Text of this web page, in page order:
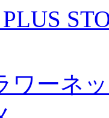
ワーネ